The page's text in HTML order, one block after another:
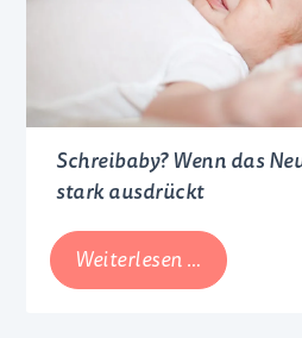
Schreibaby? Wenn das
stark ausdrückt
Weiterlesen … Schreibaby?
Wenn